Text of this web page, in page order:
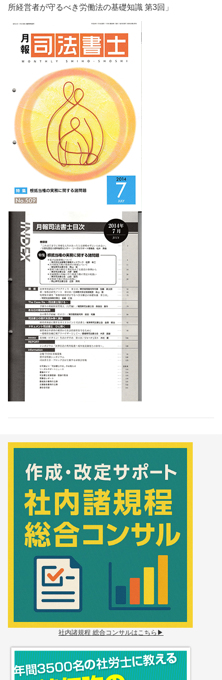
所経営者が守るべき労働法の基礎知識 第3回」
社内諸規程 総合コンサルはこちら▶